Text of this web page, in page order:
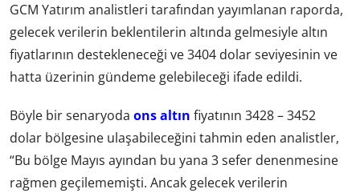
GCM Yatırım analistleri tarafından yayımlanan raporda,
gelecek verilerin beklentilerin altında gelmesiyle altın
fiyatlarının destekleneceği ve 3404 dolar seviyesinin ve
hatta üzerinin gündeme gelebileceği ifade edildi.
Böyle bir senaryoda ons altın fiyatının 3428 – 3452
dolar bölgesine ulaşabileceğini tahmin eden analistler,
“Bu bölge Mayıs ayından bu yana 3 sefer denenmesine
rağmen geçilememişti. Ancak gelecek verilerin